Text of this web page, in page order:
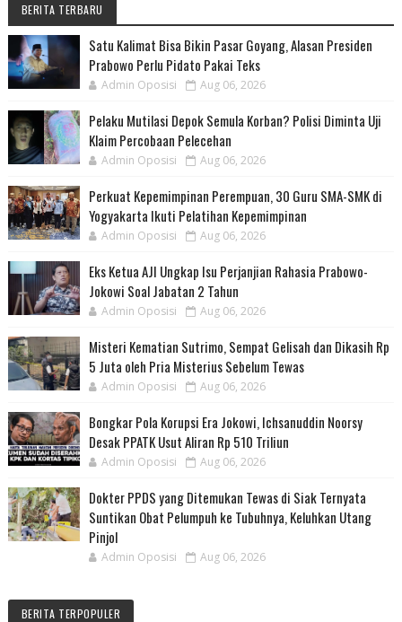
BERITA TERBARU
Satu Kalimat Bisa Bikin Pasar Goyang, Alasan Presiden
Prabowo Perlu Pidato Pakai Teks
Admin Oposisi Aug 06, 2026
Pelaku Mutilasi Depok Semula Korban? Polisi Diminta Uji
Klaim Percobaan Pelecehan
Admin Oposisi Aug 06, 2026
Perkuat Kepemimpinan Perempuan, 30 Guru SMA-SMK di
Yogyakarta Ikuti Pelatihan Kepemimpinan
Admin Oposisi Aug 06, 2026
Eks Ketua AJI Ungkap Isu Perjanjian Rahasia Prabowo-
Jokowi Soal Jabatan 2 Tahun
Admin Oposisi Aug 06, 2026
Misteri Kematian Sutrimo, Sempat Gelisah dan Dikasih Rp
5 Juta oleh Pria Misterius Sebelum Tewas
Admin Oposisi Aug 06, 2026
Bongkar Pola Korupsi Era Jokowi, Ichsanuddin Noorsy
Desak PPATK Usut Aliran Rp 510 Triliun
Admin Oposisi Aug 06, 2026
Dokter PPDS yang Ditemukan Tewas di Siak Ternyata
Suntikan Obat Pelumpuh ke Tubuhnya, Keluhkan Utang
Pinjol
Admin Oposisi Aug 06, 2026
BERITA TERPOPULER